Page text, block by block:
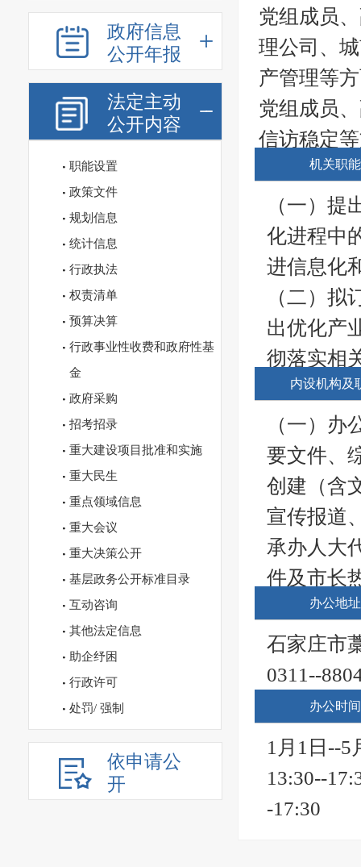
政府信息
公开年报
法定主动
公开内容
职能设置
政策文件
规划信息
统计信息
行政执法
权责清单
预算决算
行政事业性收费和政府性基
金
政府采购
招考招录
重大建设项目批准和实施
重大民生
重点领域信息
重大会议
重大决策公开
基层政务公开标准目录
互动咨询
其他法定信息
助企纾困
行政许可
处罚/ 强制
依申请公
开
党组成员
理公司、
产管理等
党组成员
信访稳定
党组成员
党组成员:
机关职能
（一）
化进程中
进信息化
（二）
出优化产
彻落实相
指导行业
（三）
行预测预
提出政策
全有关工
企业发展
（四）负
和境外
资和境外
专项资金
（五） 负
协调和监
济的发展
问题。
（六） 贯
内设机构及
（一）
要文件、
创建（含
宣传报道
承办人大
件及市长
作。承
干部职工
群团(工会
协调专
案等相关
营管理工
党组及局
工业化发
办公地址
石家庄市
0311--
办公时间
1月1日--5
13:30--
-17:30